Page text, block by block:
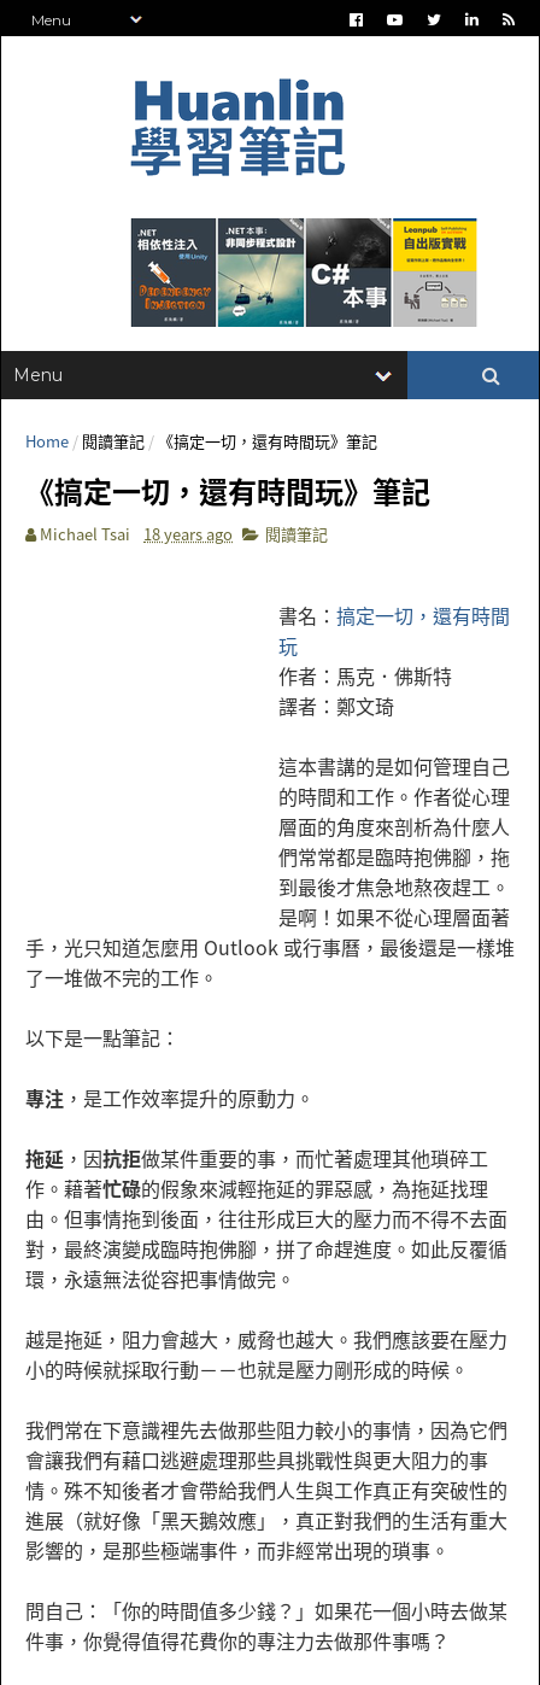
Home / 閱讀筆記 / 《搞定一切，還有時間玩》筆記
《搞定一切，還有時間玩》筆記
Michael Tsai 18 years ago 閱讀筆記
書名： 搞定一切，還有時間
玩
作者：馬克．佛斯特
譯者：鄭文琦
這本書講的是如何管理自己
的時間和工作。作者從心理
層面的角度來剖析為什麼人
們常常都是臨時抱佛腳，拖
到最後才焦急地熬夜趕工。
是啊！如果不從心理層面著
手，光只知道怎麼用 Outlook 或行事曆，最後還是一樣堆
了一堆做不完的工作。
以下是一點筆記：
專注 ，是工作效率提升的原動力。
拖延 ，因抗拒做某件重要的事，而忙著處理其他瑣碎工
作。藉著忙碌的假象來減輕拖延的罪惡感，為拖延找理
由。但事情拖到後面，往往形成巨大的壓力而不得不去面
對，最終演變成臨時抱佛腳，拼了命趕進度。如此反覆循
環，永遠無法從容把事情做完。
越是拖延，阻力會越大，威脅也越大。我們應該要在壓力
小的時候就採取行動－－也就是壓力剛形成的時候。
我們常在下意識裡先去做那些阻力較小的事情，因為它們
會讓我們有藉口逃避處理那些具挑戰性與更大阻力的事
情。殊不知後者才會帶給我們人生與工作真正有突破性的
進展（就好像「黑天鵝效應」，真正對我們的生活有重大
影響的，是那些極端事件，而非經常出現的瑣事。
問自己：「你的時間值多少錢？」如果花一個小時去做某
件事，你覺得值得花費你的專注力去做那件事嗎？